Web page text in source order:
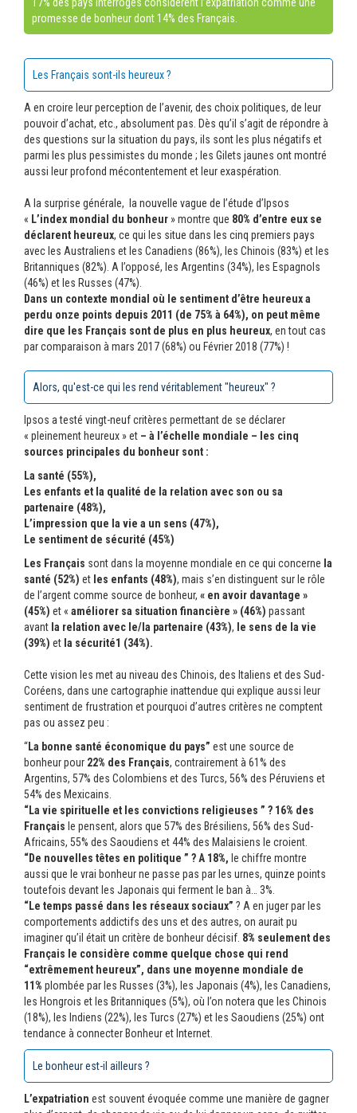
promesse de bonheur dont 14% des Français.
Les Français sont-ils heureux ?
A en croire leur perception de l’avenir, des choix politiques, de leur
pouvoir d’achat, etc., absolument pas. Dès qu’il s’agit de répondre à
des questions sur la situation du pays, ils sont les plus négatifs et
parmi les plus pessimistes du monde ; les Gilets jaunes ont montré
aussi leur profond mécontentement et leur exaspération.
A la surprise générale, la nouvelle vague de l’étude d’Ipsos
« L’index mondial du bonheur » montre que 80% d’entre eux se
déclarent heureux, ce qui les situe dans les cinq premiers pays
avec les Australiens et les Canadiens (86%), les Chinois (83%) et les
Britanniques (82%). A l’opposé, les Argentins (34%), les Espagnols
(46%) et les Russes (47%).
Dans un contexte mondial où le sentiment d’être heureux a
perdu onze points depuis 2011 (de 75% à 64%), on peut même
dire que les Français sont de plus en plus heureux, en tout cas
par comparaison à mars 2017 (68%) ou Février 2018 (77%) !
Alors, qu'est-ce qui les rend véritablement "heureux" ?
Ipsos a testé vingt-neuf critères permettant de se déclarer
« pleinement heureux » et – à l’échelle mondiale – les cinq
sources principales du bonheur sont :
La santé (55%),
Les enfants et la qualité de la relation avec son ou sa
partenaire (48%),
L’impression que la vie a un sens (47%),
Le sentiment de sécurité (45%)
Les Français sont dans la moyenne mondiale en ce qui concerne la
santé (52%) et les enfants (48%), mais s’en distinguent sur le rôle
de l’argent comme source de bonheur, « en avoir davantage »
(45%) et « améliorer sa situation financière » (46%) passant
avant la relation avec le/la partenaire (43%), le sens de la vie
(39%) et la sécurité1 (34%).
Cette vision les met au niveau des Chinois, des Italiens et des Sud-
Coréens, dans une cartographie inattendue qui explique aussi leur
sentiment de frustration et pourquoi d’autres critères ne comptent
pas ou assez peu :
“La bonne santé économique du pays” est une source de
bonheur pour 22% des Français, contrairement à 61% des
Argentins, 57% des Colombiens et des Turcs, 56% des Péruviens et
54% des Mexicains.
“La vie spirituelle et les convictions religieuses ” ? 16% des
Français le pensent, alors que 57% des Brésiliens, 56% des Sud-
Africains, 55% des Saoudiens et 44% des Malaisiens le croient.
“De nouvelles têtes en politique ” ? A 18%, le chiffre montre
aussi que le vrai bonheur ne passe pas par les urnes, quinze points
toutefois devant les Japonais qui ferment le ban à… 3%.
“Le temps passé dans les réseaux sociaux” ? A en juger par les
comportements addictifs des uns et des autres, on aurait pu
imaginer qu’il était un critère de bonheur décisif. 8% seulement des
Français le considère comme quelque chose qui rend
“extrêmement heureux”, dans une moyenne mondiale de
11% plombée par les Russes (3%), les Japonais (4%), les Canadiens,
les Hongrois et les Britanniques (5%), où l’on notera que les Chinois
(18%), les Indiens (22%), les Turcs (27%) et les Saoudiens (25%) ont
tendance à connecter Bonheur et Internet.
Le bonheur est-il ailleurs ?
L’expatriation est souvent évoquée comme une manière de gagner